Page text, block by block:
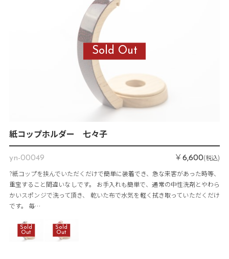
紙コップホルダー 七々子
yn-00049 ￥6,600(税込)
?紙コップを挟んでいただくだけで簡単に装着でき、急な来客があった時等、
重宝すること間違いなしです。 お手入れも簡単で、通常の中性洗剤とやわら
かいスポンジで洗って頂き、 乾いた布で水気を軽く拭き取っていただくだけ
です。 毎…